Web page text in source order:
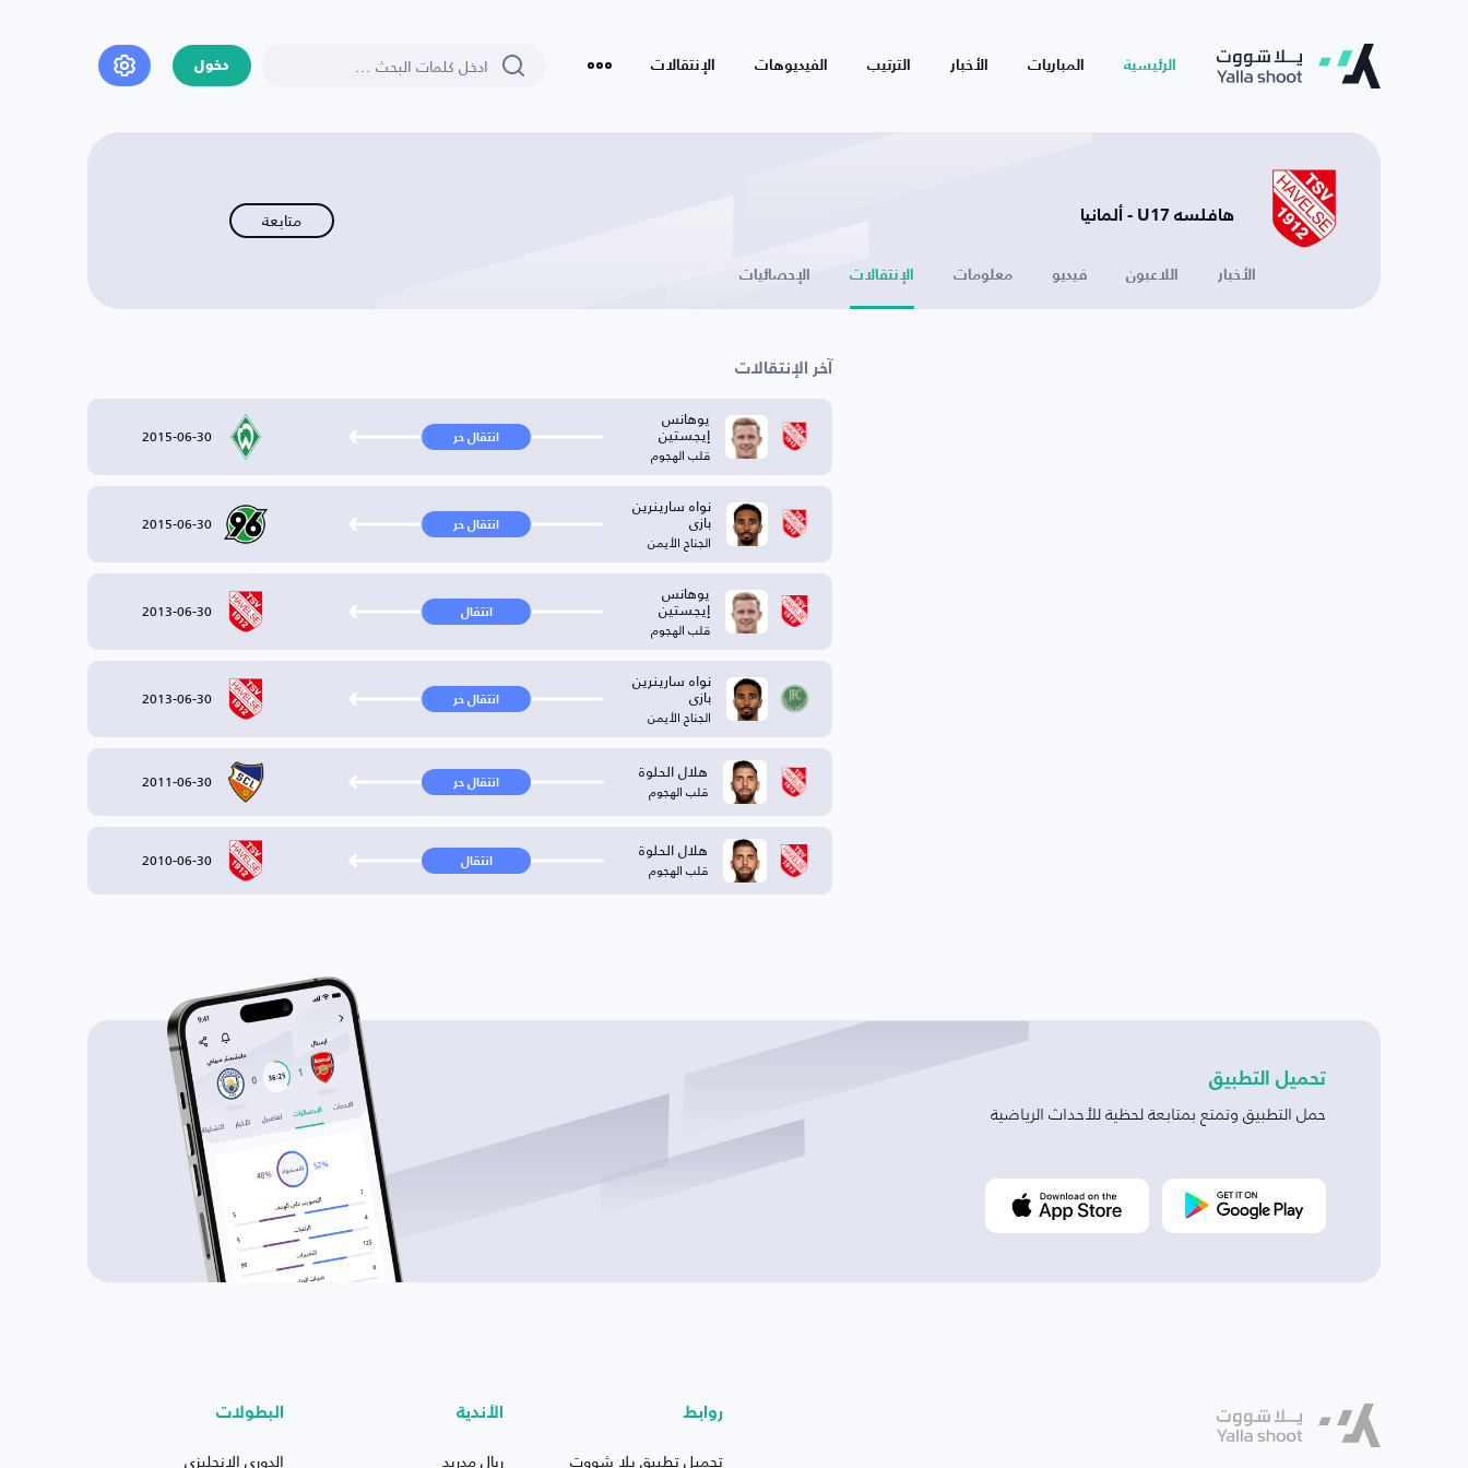
الرئيسية المباريات الأخبار الترتيب الفيديوهات الإنتقالات دخول
هافلسه U17 - ألمانيا متابعة
الأخبار اللاعبون فيديو معلومات الإنتقالات الإحصائيات
آخر الإنتقالات
يوهانس
إيجستين
قلب الهجوم
انتقال حر 2015-06-30
نواه سارينرين
بازى
الجناح الأيمن
انتقال حر 2015-06-30
يوهانس
إيجستين
قلب الهجوم
انتقال 2013-06-30
نواه سارينرين
بازى
الجناح الأيمن
انتقال حر 2013-06-30
هلال الحلوة
قلب الهجوم انتقال حر 2011-06-30
هلال الحلوة
قلب الهجوم انتقال 2010-06-30
تحميل التطبيق
حمل التطبيق وتمتع بمتابعة لحظية للأحداث الرياضية
روابط
تحميل تطبيق يلا شووت
الأندية
ريال مدريد
البطولات
الدوري الإنجليزي